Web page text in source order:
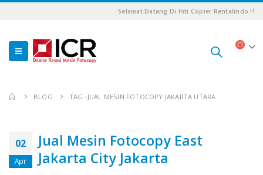
Selamat Datang Di Inti Copier Rentalindo !!
BLOG TAG -JUAL MESIN FOTOCOPY JAKARTA UTARA
02
Apr
Jual Mesin Fotocopy East
Jakarta City Jakarta